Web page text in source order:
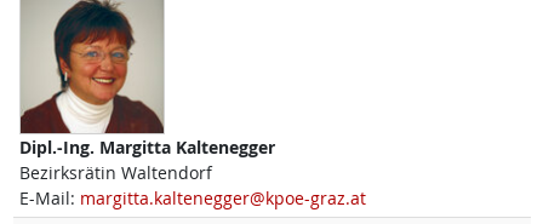
Dipl.-Ing. Margitta Kaltenegger
Bezirksrätin Waltendorf
E-Mail: margitta.kaltenegger@kpoe-graz.at